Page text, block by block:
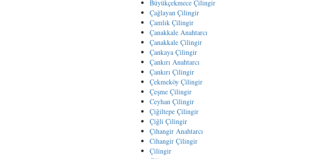
Büyükçekmece Çilingir
Çağlayan Çilingir
Çamlık Çilingir
Çanakkale Anahtarcı
Çanakkale Çilingir
Çankaya Çilingir
Çankırı Anahtarcı
Çankırı Çilingir
Çekmeköy Çilingir
Çeşme Çilingir
Ceyhan Çilingir
Çiğiltepe Çilingir
Çiğli Çilingir
Çihangir Anahtarcı
Cihangir Çilingir
Çilingir